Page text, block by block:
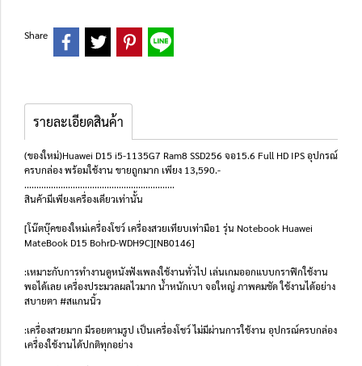
Share
รายละเอียดสินค้า
(ของใหม่)Huawei D15 i5-1135G7 Ram8 SSD256 จอ15.6 Full HD IPS อุปกรณ์
ครบกล่อง พร้อมใช้งาน ขายถูกมาก เพียง 13,590.-
..............................................................
สินค้ามีเพียงเครื่องเดียวเท่านั้น
[โน๊ตบุ๊คของใหม่เครื่องโชว์ เครื่องสวยเทียบเท่ามือ1 รุ่น Notebook Huawei
MateBook D15 BohrD-WDH9C][NB0146]
:เหมาะกับการทำงานดูหนังฟังเพลงใช้งานทั่วไป เล่นเกมออกแบบกราฟิกใช้งาน
พอได้เลย เครื่องประมวลผลไวมาก น้ำหนักเบา จอใหญ่ ภาพคมชัด ใช้งานได้อย่าง
สบายตา #สแกนนิ้ว
:เครื่องสวยมาก มีรอยตามรูป เป็นเครื่องโชว์ ไม่มีผ่านการใช้งาน อุปกรณ์ครบกล่อง
เครื่องใช้งานได้ปกติทุกอย่าง